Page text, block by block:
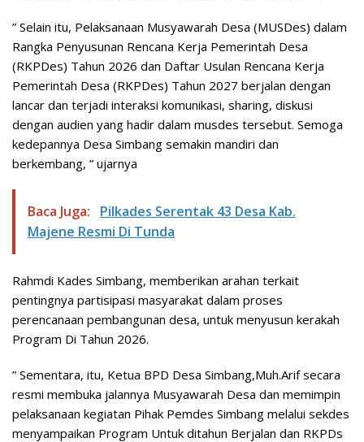
” Selain itu, Pelaksanaan Musyawarah Desa (MUSDes) dalam
Rangka Penyusunan Rencana Kerja Pemerintah Desa
(RKPDes) Tahun 2026 dan Daftar Usulan Rencana Kerja
Pemerintah Desa (RKPDes) Tahun 2027 berjalan dengan
lancar dan terjadi interaksi komunikasi, sharing, diskusi
dengan audien yang hadir dalam musdes tersebut. Semoga
kedepannya Desa Simbang semakin mandiri dan
berkembang, ” ujarnya
Baca Juga:
Pilkades Serentak 43 Desa Kab.
Majene Resmi Di Tunda
Rahmdi Kades Simbang, memberikan arahan terkait
pentingnya partisipasi masyarakat dalam proses
perencanaan pembangunan desa, untuk menyusun kerakah
Program Di Tahun 2026.
” Sementara, itu, Ketua BPD Desa Simbang,Muh.Arif secara
resmi membuka jalannya Musyawarah Desa dan memimpin
pelaksanaan kegiatan Pihak Pemdes Simbang melalui sekdes
menyampaikan Program Untuk ditahun Berjalan dan RKPDs